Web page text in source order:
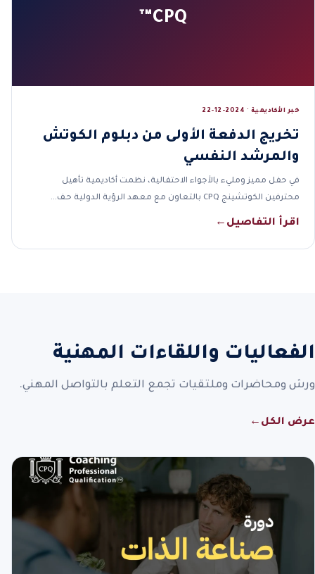
CPQ™
خبر الأكاديمية · 2024-12-22
تخريج الدفعة الأولى من دبلوم الكوتش
والمرشد النفسي
في حفل مميز ومليء بالأجواء الاحتفالية، نظمت أكاديمية تأهيل
محترفين الكوتشينج CPQ بالتعاون مع معهد الرؤية الدولية حف…
اقرأ التفاصيل ←
الفعاليات واللقاءات المهنية
ورش ومحاضرات وملتقيات تجمع التعلم بالتواصل المهني.
عرض الكل ←